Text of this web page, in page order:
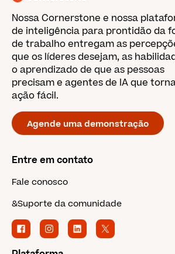
Nossa Cornerstone e nossa
de inteligência para prontidão da
de trabalho entregam as
que os líderes desejam, as
o aprendizado de que as pessoas
precisam e agentes de IA que
ação fácil.
Agende uma demonstração
Entre em contato
Fale conosco
&Suporte da comunidade